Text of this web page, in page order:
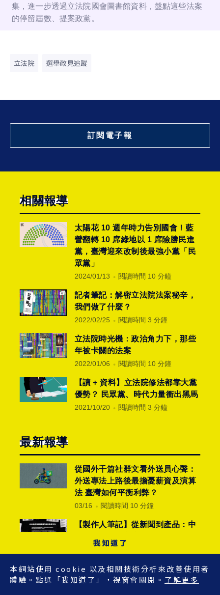
集，進一步透過立法院國會圖書館資料，盤點這些法案
的停留屆數、提案政黨。
立法院 選舉政見追蹤
訂閱電子報
相關報導
太陽花 10 週年時力告別國會！藍
營翻轉 10 席綠地以 1 席險勝民進
黨，臺灣迎來改制後最強小黨「民
眾黨」
2024/01/13 閱讀時間 10 分鐘
記者筆記：解密立法院法案秘辛，
我們做了什麼？
2022/02/25 閱讀時間 3 分鐘
立法院時光機：政治角力下，那些
年被卡關的法案
2022/01/06 閱讀時間 10 分鐘
【讀 + 資料】立法院修法都靠大黨
優勢？ 民眾黨、時代力量衝出黑馬
2021/10/20 閱讀時間 3 分鐘
最新報導
從國外千篇社群文看外送員心聲：
外送專法上路後最擔憂薪資及演算
法 臺灣如何平衡利弊？
03/16 閱讀時間 10 分鐘
【製作人筆記】從新聞到產品：中
2025/12/10
【 Open AI 用量榜單 】產品創
新、流程自動化、業界裁員潮？看
本網站使用 cookie 以及相關技術分析來改善使用者
體驗。點選「我知道了」，視窗會關閉。 了解更多
我知道了